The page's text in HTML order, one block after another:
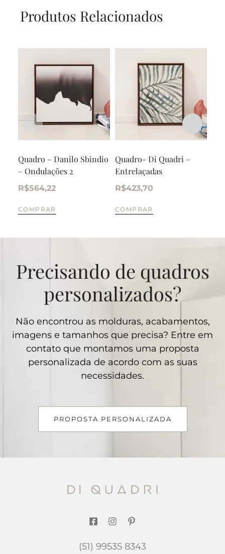
Produtos Relacionados
Quadro – Danilo Sbindio
– Ondulações 2
R$564,22
COMPRAR
Quadro- Di Quadri –
Entrelaçadas
R$423,70
COMPRAR
Precisando de quadros
personalizados?
Não encontrou as molduras, acabamentos,
imagens e tamanhos que precisa? Entre em
contato que montamos uma proposta
personalizada de acordo com as suas
necessidades.
PROPOSTA PERSONALIZADA
(51) 99535 8343